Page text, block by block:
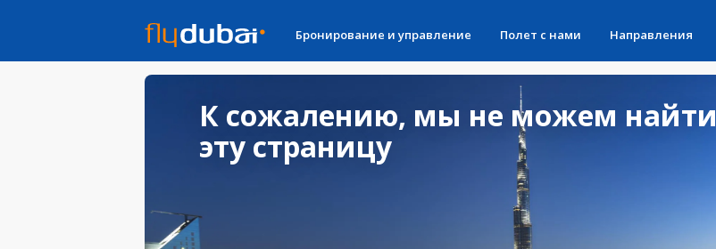
Бронирование и управление Полет с нами Направления
К сожалению, мы не можем найти
эту страницу